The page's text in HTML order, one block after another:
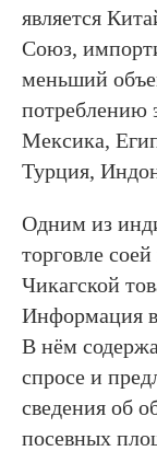
является
Союз,
меньший
потреблению
Мексика,
Турция,
Одним из
торговле
Чикагской
Информация в
В нём
спросе и
сведения об
посевных